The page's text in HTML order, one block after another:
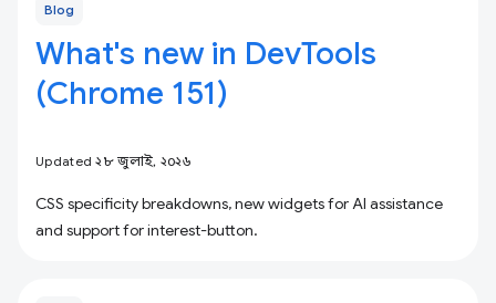
Blog
What's new in DevTools
(Chrome 151)
Updated ২৮ জুলাই, ২০২৬
CSS specificity breakdowns, new widgets for AI assistance
and support for interest-button.